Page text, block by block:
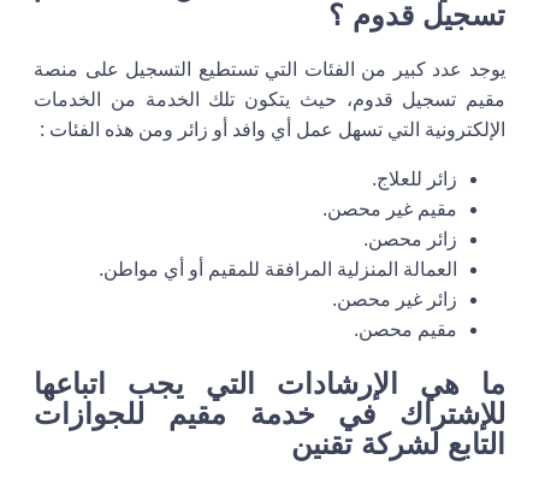
تسجيل قدوم ؟
يوجد عدد كبير من الفئات التي تستطيع التسجيل على منصة
مقيم تسجيل قدوم، حيث يتكون تلك الخدمة من الخدمات
الإلكترونية التي تسهل عمل أي وافد أو زائر ومن هذه الفئات :
زائر للعلاج.
مقيم غير محصن.
زائر محصن.
العمالة المنزلية المرافقة للمقيم أو أي مواطن.
زائر غير محصن.
مقيم محصن.
ما هي الإرشادات التي يجب اتباعها
للإشتراك في خدمة مقيم للجوازات
التابع لشركة تقنين